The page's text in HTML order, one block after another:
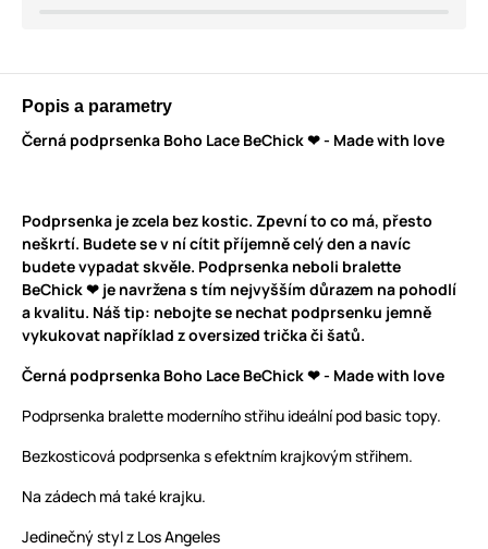
Popis a parametry
Černá podprsenka Boho Lace BeChick ❤ - Made with love
Podprsenka je zcela bez kostic. Zpevní to co má, přesto
neškrtí. Budete se v ní cítit příjemně celý den a navíc
budete vypadat skvěle. Podprsenka neboli bralette
BeChick ❤ je navržena s tím nejvyšším důrazem na pohodlí
a kvalitu. Náš tip: nebojte se nechat podprsenku jemně
vykukovat například z oversized trička či šatů.
Černá podprsenka Boho Lace BeChick ❤ - Made with love
Podprsenka bralette moderního střihu ideální pod basic topy.
Bezkosticová podprsenka s efektním krajkovým střihem.
Na zádech má také krajku.
Jedinečný styl z Los Angeles